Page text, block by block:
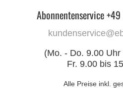
Abonnentenservice
(Mo. - Do. 9.00
Fr. 9.00 bis
Alle Preise inkl.